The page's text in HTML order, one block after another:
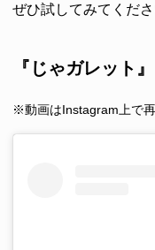
ぜひ試してみてくださ
『じゃガレット』
※動画はInstagram上で再